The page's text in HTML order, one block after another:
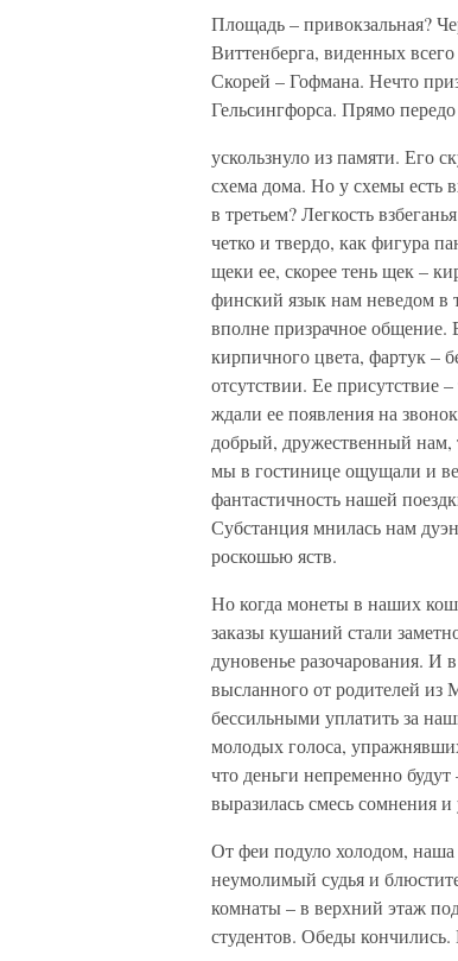
Площадь – привокзальная?
Виттенберга, виденных
Скорей – Гофмана. Нечто
Гельсингфорса. Прямо
ускользнуло из памяти. Его
схема дома. Но у схемы есть
в третьем? Легкость
четко и твердо, как фигура
щеки ее, скорее тень щек –
финский язык нам неведом в
вполне призрачное
кирпичного цвета, фартук –
отсутствии. Ее присутствие
ждали ее появления на
добрый, дружественный нам,
мы в гостинице ощущали и
фантастичность нашей
Субстанция мнилась нам
роскошью яств.
Но когда монеты в наших
заказы кушаний стали
дуновенье разочарования. И
высланного от родителей из
бессильными уплатить за
молодых голоса,
что деньги непременно
выразилась смесь сомнения и
От феи подуло холодом, наша
неумолимый судья и
комнаты – в верхний этаж
студентов. Обеды